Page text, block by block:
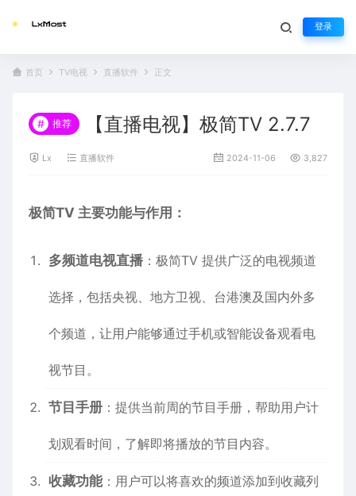
登录
首页 TV电视 直播软件 正文
# 推荐 【直播电视】极简TV 2.7.7
Lx 直播软件 2024-11-06 3,827
极简TV 主要功能与作用：
多频道电视直播 ：极简TV 提供广泛的电视频道
选择，包括央视、地方卫视、台港澳及国内外多
个频道，让用户能够通过手机或智能设备观看电
视节目。
节目手册 ：提供当前周的节目手册，帮助用户计
划观看时间，了解即将播放的节目内容。
收藏功能：用户可以将喜欢的频道添加到收藏列